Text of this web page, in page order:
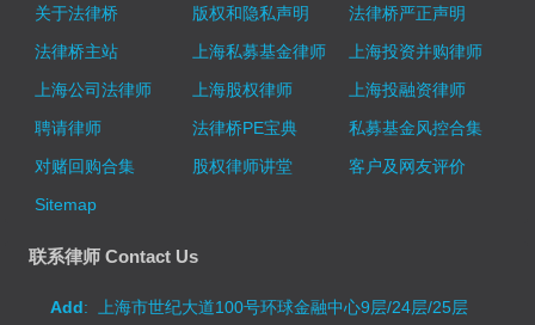
关于法律桥 版权和隐私声明
法律桥严正声明
法律桥主站
上海私募基金律师
上海投资并购律师
上海公司法律师
上海股权律师
上海投融资律师
聘请律师
法律桥PE宝典
私募基金风控合集
对赌回购合集
股权律师讲堂
客户及网友评价
Sitemap
联系律师 Contact Us
Add: 上海市世纪大道100号环球金融中心9层/24层/25层